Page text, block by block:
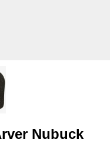
Nubuck